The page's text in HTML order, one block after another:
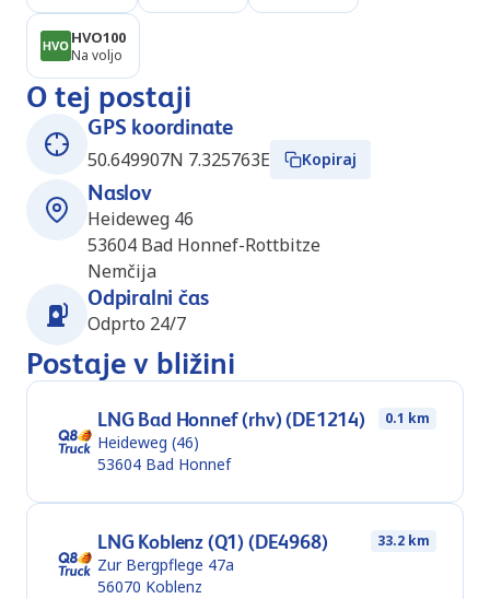
HVO100
Na voljo
O tej postaji
GPS koordinate
50.649907N 7.325763E
Kopiraj
Naslov
Heideweg 46
53604 Bad Honnef-Rottbitze
Nemčija
Odpiralni čas
Odprto 24/7
Postaje v bližini
LNG Bad Honnef (rhv) (DE1214) 0.1 km
Heideweg (46)
53604 Bad Honnef
LNG Koblenz (Q1) (DE4968) 33.2 km
Zur Bergpflege 47a
56070 Koblenz